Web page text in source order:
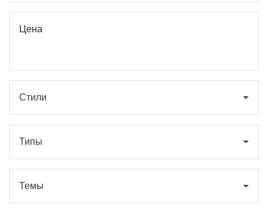
Цена
Стили
Типы
Темы